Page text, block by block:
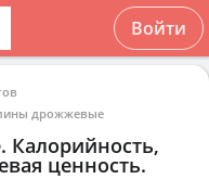
Войти
дрожжевые
. Калорийность,
ценность.